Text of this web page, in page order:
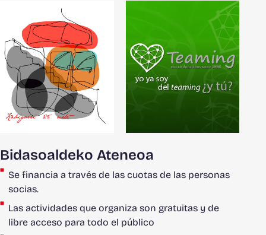
Bidasoaldeko Ateneoa
Se financia a través de las cuotas de las personas
socias.
Las actividades que organiza son gratuitas y de
libre acceso para todo el público